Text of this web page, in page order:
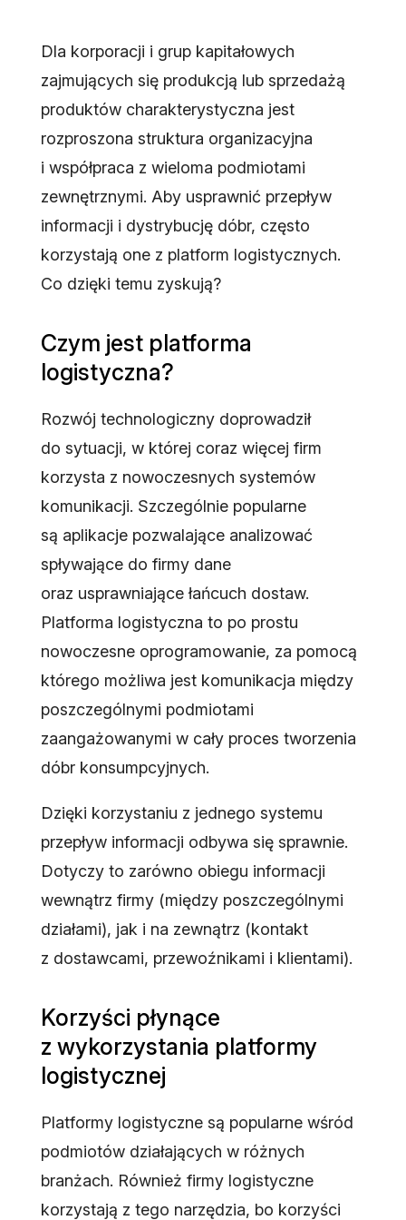
Dla korporacji i grup kapitałowych
zajmujących się produkcją lub sprzedażą
produktów charakterystyczna jest
rozproszona struktura organizacyjna
i współpraca z wieloma podmiotami
zewnętrznymi. Aby usprawnić przepływ
informacji i dystrybucję dóbr, często
korzystają one z platform logistycznych.
Co dzięki temu zyskują?
Czym jest platforma
logistyczna?
Rozwój technologiczny doprowadził
do sytuacji, w której coraz więcej firm
korzysta z nowoczesnych systemów
komunikacji. Szczególnie popularne
są aplikacje pozwalające analizować
spływające do firmy dane
oraz usprawniające łańcuch dostaw.
Platforma logistyczna to po prostu
nowoczesne oprogramowanie, za pomocą
którego możliwa jest komunikacja między
poszczególnymi podmiotami
zaangażowanymi w cały proces tworzenia
dóbr konsumpcyjnych.
Dzięki korzystaniu z jednego systemu
przepływ informacji odbywa się sprawnie.
Dotyczy to zarówno obiegu informacji
wewnątrz firmy (między poszczególnymi
działami), jak i na zewnątrz (kontakt
z dostawcami, przewoźnikami i klientami).
Korzyści płynące
z wykorzystania platformy
logistycznej
Platformy logistyczne są popularne wśród
podmiotów działających w różnych
branżach. Również firmy logistyczne
korzystają z tego narzędzia, bo korzyści